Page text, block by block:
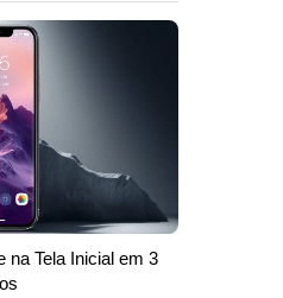
na Tela Inicial em 3